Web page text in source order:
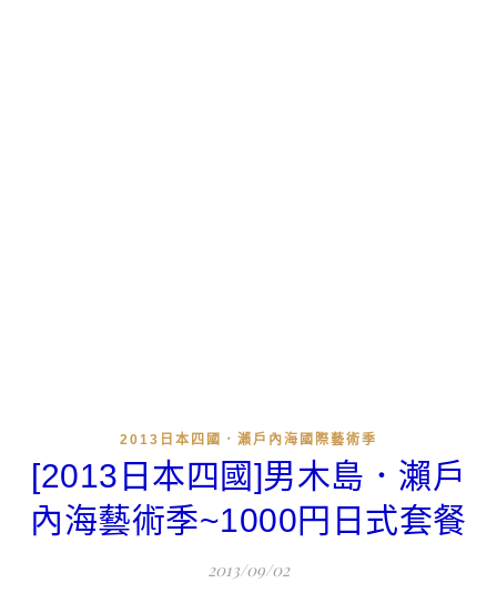
2013日本四國．瀨戶內海國際藝術季
[2013日本四國]男木島．瀨戶
內海藝術季~1000円日式套餐
2013/09/02